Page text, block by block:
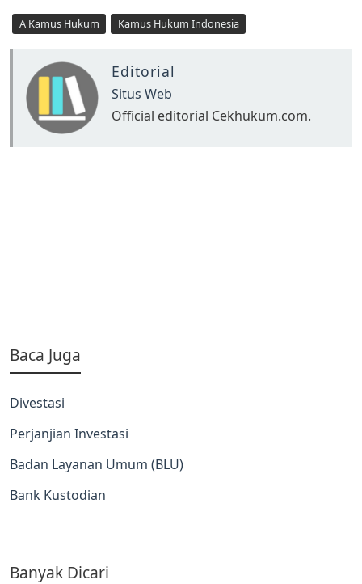
A Kamus Hukum Kamus Hukum Indonesia
Editorial
Situs Web
Official editorial Cekhukum.com.
Baca Juga
Divestasi
Perjanjian Investasi
Badan Layanan Umum (BLU)
Bank Kustodian
Banyak Dicari